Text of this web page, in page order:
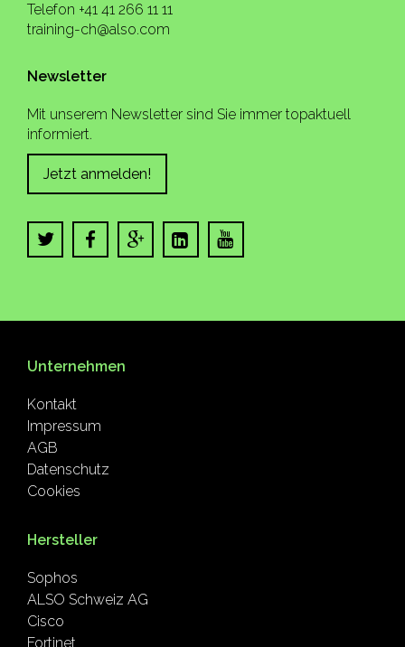
Telefon +41 41 266 11 11
training-ch@also.com
Newsletter
Mit unserem Newsletter sind Sie immer topaktuell
informiert.
Jetzt anmelden!
Unternehmen
Kontakt
Impressum
AGB
Datenschutz
Cookies
Hersteller
Sophos
ALSO Schweiz AG
Cisco
Fortinet